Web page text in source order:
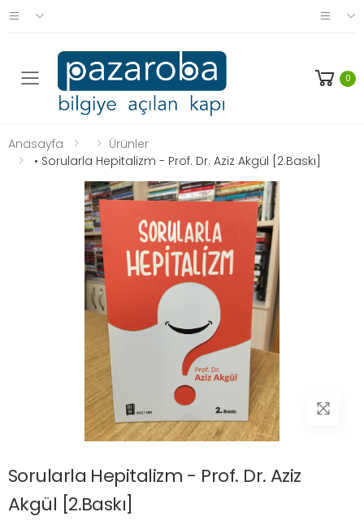
0
Anasayfa
Ürünler
• Sorularla Hepitalizm - Prof. Dr. Aziz Akgül [2.Baskı]
Sorularla Hepitalizm - Prof. Dr. Aziz
Akgül [2.Baskı]